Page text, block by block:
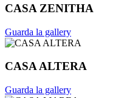
CASA ZENITHA
Guarda la gallery
CASA ALTERA
Guarda la gallery